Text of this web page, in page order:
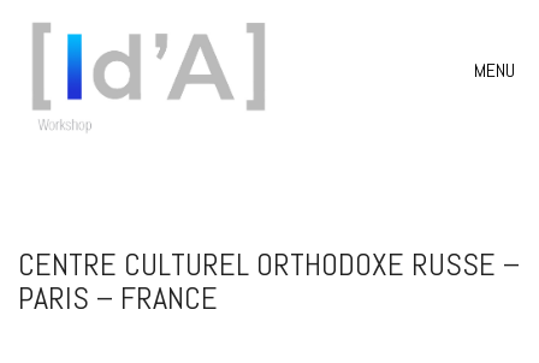
MENU
CENTRE CULTUREL ORTHODOXE RUSSE –
PARIS – FRANCE